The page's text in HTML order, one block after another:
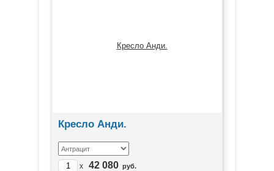
Кресло Анди.
x 42 080 руб.